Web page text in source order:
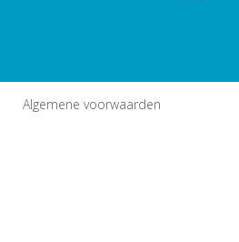
Algemene voorwaarden